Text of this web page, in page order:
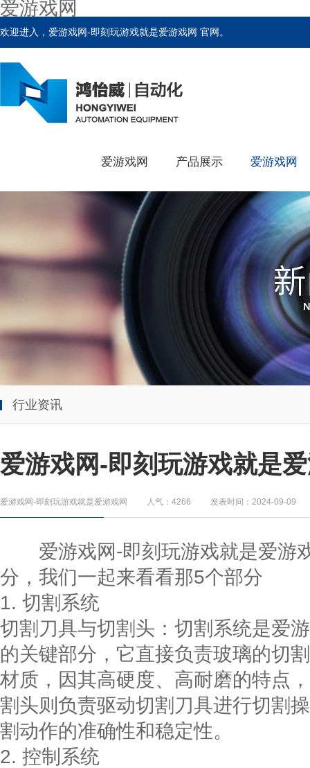
爱游戏网
欢迎进入，爱游戏网-即刻玩游戏就是爱游戏网 官网。
爱游戏网 产品展示 爱游戏网
行业资讯
爱游戏网-即刻玩游戏就是
爱游戏网-即刻玩游戏就是爱游戏网 人气：4266 发表时间：2024-09-09
爱游戏网-即刻玩游戏就是爱游
分，我们一起来看看那5个部分
1. 切割系统
切割刀具与切割头：切割系统是爱
的关键部分，它直接负责玻璃的切
材质，因其高硬度、高耐磨的特点
割头则负责驱动切割刀具进行切割
割动作的准确性和稳定性。
2. 控制系统